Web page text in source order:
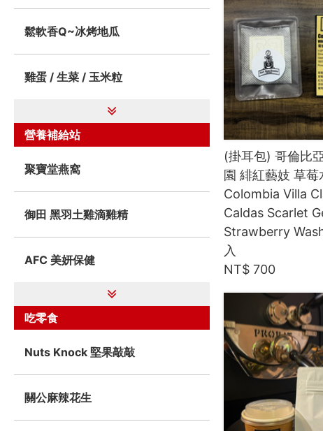
(掛耳包) 哥倫比
園 緋紅藝妓 草莓
Colombia Villa
Caldas Scarlet
Strawberry
入
NT$ 700
鬆軟香Q~冰烤地瓜
雞蛋 / 生菜 / 玉米粒
營養補給站
聚寶堂燕窩
御田 黑羽土雞滴雞精
AFC 美妍保健
吃零食
Nuts Knock 堅果敲敲
關公麻辣花生